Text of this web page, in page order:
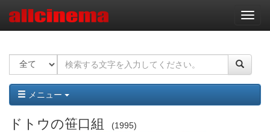
ナ
ビ
ー
ョ
ン
メニュー
ドトウの笹口組 1995